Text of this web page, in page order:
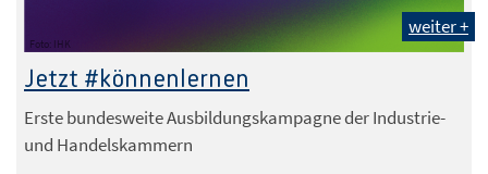
Foto: IHK
weiter +
Jetzt #könnenlernen
Erste bundesweite Ausbildungskampagne der Industrie-
und Handelskammern